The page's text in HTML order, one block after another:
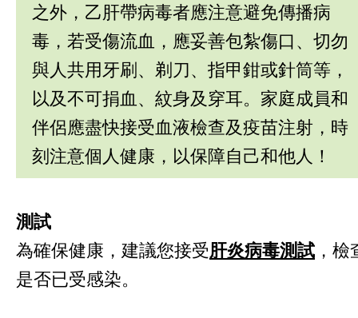
之外，乙肝帶病毒者應注意避免傳播病
毒，若受傷流血，應妥善包紮傷口、切勿
與人共用牙刷、剃刀、指甲鉗或針筒等，
以及不可捐血、紋身及穿耳。家庭成員和
伴侶應盡快接受血液檢查及疫苗注射，時
刻注意個人健康，以保障自己和他人！
測試
為確保健康，建議您接受肝炎病毒測試 ，檢
是否已受感染。